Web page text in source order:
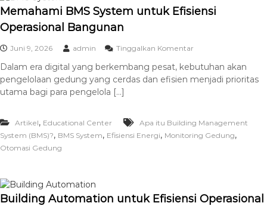
Memahami BMS System untuk Efisiensi
Operasional Bangunan
Juni 9, 2026 admin Tinggalkan Komentar
Dalam era digital yang berkembang pesat, kebutuhan akan
pengelolaan gedung yang cerdas dan efisien menjadi prioritas
utama bagi para pengelola […]
Artikel, Educational Center
Apa itu Building Management
System (BMS)?, BMS System, Efisiensi Energi, Monitoring Gedung,
Otomasi Gedung
Building Automation untuk Efisiensi Operasional